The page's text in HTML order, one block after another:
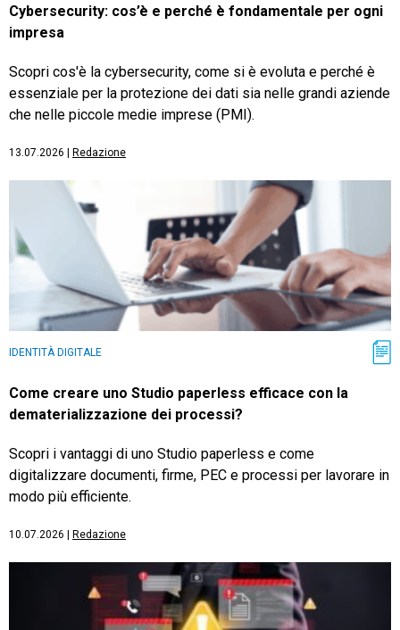
Cybersecurity: cos’è e perché è fondamentale per ogni
impresa
Scopri cos'è la cybersecurity, come si è evoluta e perché è
essenziale per la protezione dei dati sia nelle grandi aziende
che nelle piccole medie imprese (PMI).
13.07.2026 Redazione
IDENTITÀ DIGITALE
Come creare uno Studio paperless efficace con la
dematerializzazione dei processi?
Scopri i vantaggi di uno Studio paperless e come
digitalizzare documenti, firme, PEC e processi per lavorare in
modo più efficiente.
10.07.2026 Redazione